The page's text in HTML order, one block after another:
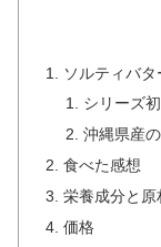
ソルティバ
シリーズ
沖縄県産
食べた感想
栄養成分と原
価格